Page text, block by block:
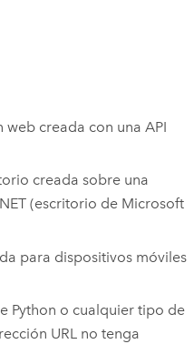
web creada con una API
creada sobre una
(escritorio de Microsoft
para dispositivos móviles
Python o cualquier tipo de
URL no tenga